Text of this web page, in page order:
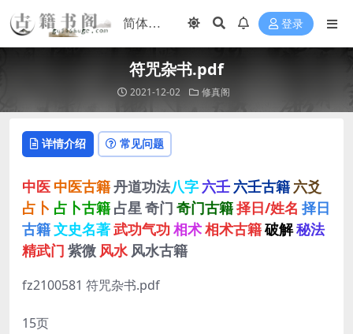
登录
符咒杂书.pdf
2021-12-02 修真阁
详情介绍 常见问题
中医 中医古籍丹道功法八字 六壬 六壬古籍 六爻
占卜 占卜古籍 占星 奇门 奇门古籍择日/姓名 择日
古籍文史名著武功气功 相术相术古籍破解秘法
精武门 紫微 风水 风水古籍
fz2100581 符咒杂书.pdf
15页